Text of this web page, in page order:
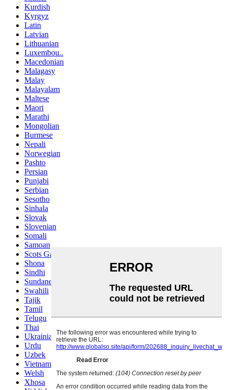
Kurdish
Kyrgyz
Latin
Latvian
Lithuanian
Luxembou..
Macedonian
Malagasy
Malay
Malayalam
Maltese
Maori
Marathi
Mongolian
Burmese
Nepali
Norwegian
Pashto
Persian
Punjabi
Serbian
Sesotho
Sinhala
Slovak
Slovenian
Somali
Samoan
Scots Gaelic
Shona
Sindhi
Sundanese
Swahili
Tajik
Tamil
Telugu
Thai
Ukrainian
Urdu
Uzbek
Vietnamese
Welsh
Xhosa